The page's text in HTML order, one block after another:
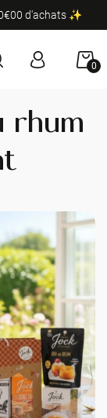
d'achats ✨
0
rhum